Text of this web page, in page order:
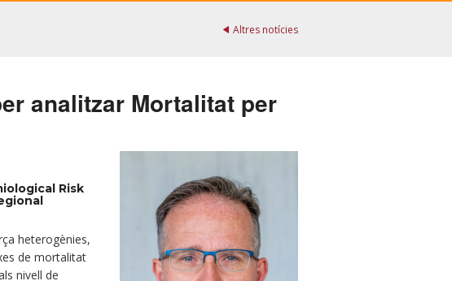
Altres notícies
analitzar Mortalitat per
Risk
heterogènies,
de mortalitat
nivell de